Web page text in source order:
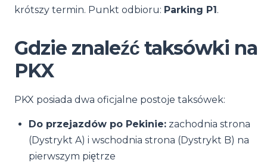
krótszy termin. Punkt odbioru: Parking P1.
Gdzie znaleźć taksówki na
PKX
PKX posiada dwa oficjalne postoje taksówek:
Do przejazdów po Pekinie: zachodnia strona
(Dystrykt A) i wschodnia strona (Dystrykt B) na
pierwszym piętrze